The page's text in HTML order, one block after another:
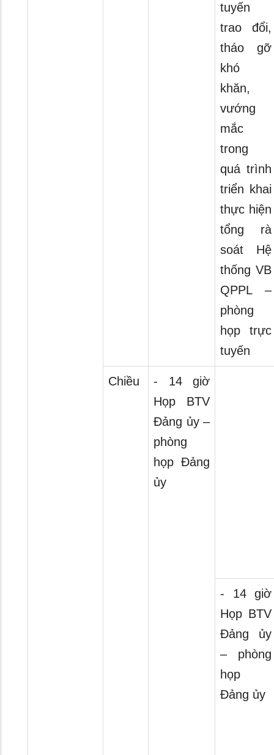
tuyến
trao đổi,
tháo gỡ
khó
khăn,
vướng
mắc
trong
quá trình
triển khai
thực hiện
tổng rà
soát Hệ
thống VB
QPPL –
phòng
họp trực
tuyến
Chiều
- 14 giờ
Họp BTV
Đảng ủy –
phòng
họp Đảng
ủy
- 14 giờ
Họp BTV
Đảng ủy
– phòng
họp
Đảng ủy